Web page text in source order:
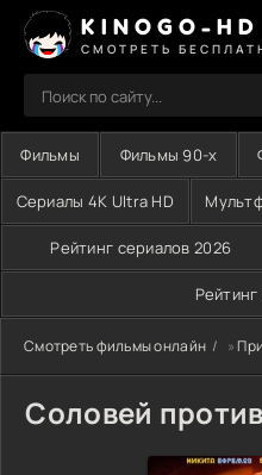
KINOGO-HD
СМОТРЕТЬ
Фильмы Фильмы 90-х
Сериалы 4K Ultra HD
Рейтинг сериалов 2026
Смотреть фильмы онлайн »
Соловей